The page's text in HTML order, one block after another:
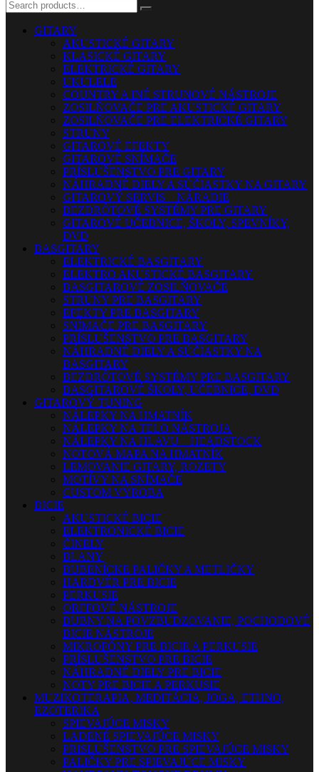
GITARY
AKUSTICKÉ GITARY
KLASICKÉ GITARY
ELEKTRICKÉ GITARY
UKULELE
COUNTRY A INÉ STRUNOVÉ NÁSTROJE
ZOSILŇOVAČE PRE AKUSTICKÉ GITARY
ZOSILŇOVAČE PRE ELEKTRICKÉ GITARY
STRUNY
GITAROVÉ EFEKTY
GITAROVÉ SNÍMAČE
PRÍSLUŠENSTVO PRE GITARY
NÁHRADNÉ DIELY A SÚČIASTKY NA GITARY
GITAROVÝ SERVIS – NÁRADIE
BEZDRÔTOVÉ SYSTÉMY PRE GITARY
GITAROVÉ UČEBNICE, ŠKOLY, SPEVNÍKY,
DVD
BASGITARY
ELEKTRICKÉ BASGITARY
ELEKTRO AKUSTICKÉ BASGITARY
BASGITAROVÉ ZOSILŇOVAČE
STRUNY PRE BASGITARY
EFEKTY PRE BASGITARY
SNÍMAČE PRE BASGITARY
PRÍSLUŠENSTVO PRE BASGITARY
NÁHRADNÉ DIELY A SÚČIASTKY NA
BASGITARY
BEZDRÔTOVÉ SYSTÉMY PRE BASGITARY
BASGITAROVÉ ŠKOLY, UČEBNICE, DVD
GITAROVÝ TUNING
NÁLEPKY NA HMATNÍK
NÁLEPKY NA TELO NÁSTROJA
NÁLEPKY NA HLAVU – HEADSTOCK
NOTOVÁ MAPA NA HMATNÍK
LEMOVANIE GITARY, ROZETY
MOTÍVY NA SNÍMAČE
CUSTOM VÝROBA
BICIE
AKUSTICKÉ BICIE
ELEKTRONICKÉ BICIE
ČINELY
BLANY
BUBENÍCKE PALIČKY A METLIČKY
HARDVÉR PRE BICIE
PERKUSIE
ORFFOVÉ NÁSTROJE
BUBNY NA POVZBUDZOVANIE, POCHODOVÉ
BICIE NÁSTROJE
MIKROFÓNY PRE BICIE A PERKUSIE
PRÍSLUŠENSTVO PRE BICIE
NÁHRADNÉ DIELY PRE BICIE
NOTY PRE BICIE A PERKUSIE
MUZIKOTERAPIA, MEDITÁCIA, JOGA, ETHNO,
EZOTERIKA
SPIEVAJÚCE MISKY
LADENÉ SPIEVAJÚCE MISKY
PRISLUŠENSTVO PRE SPIEVAJÚCE MISKY
PALIČKY PRE SPIEVAJÚCE MISKY